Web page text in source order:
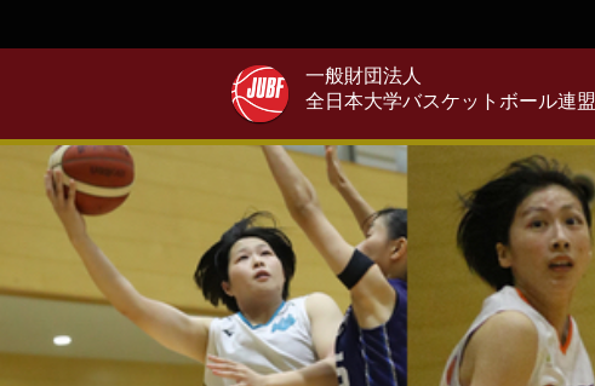
一般財団法人
全日本大学バスケットボール連盟